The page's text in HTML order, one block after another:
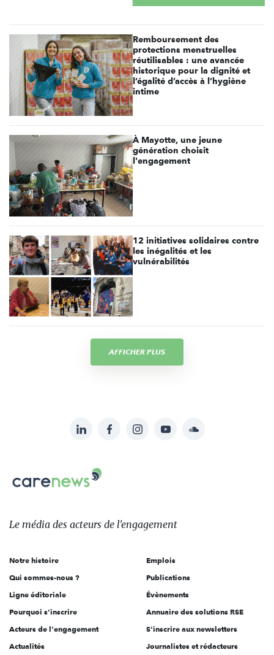
Remboursement des
protections menstruelles
réutilisables : une avancée
historique pour la dignité et
l’égalité d’accès à l’hygiène
intime
À Mayotte, une jeune
génération choisit
l'engagement
12 initiatives solidaires contre
les inégalités et les
vulnérabilités
AFFICHER PLUS
sur:
LinkedInFacebookInstagramYouTubeSoundcloud
Carenews,
Le
des
l'engagement
Le média des acteurs de l'engagement
Notre histoire
Qui sommes-nous ?
Ligne éditoriale
Pourquoi s'inscrire
Acteurs de l'engagement
Actualités
Emplois
Publications
Évènements
Annuaire des solutions RSE
S'inscrire aux newsletters
Journalistes et rédacteurs